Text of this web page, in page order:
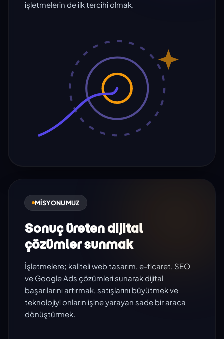
işletmelerin de ilk tercihi olmak.
MISYONUMUZ
Sonuç üreten dijital
çözümler sunmak
İşletmelere; kaliteli web tasarım, e-ticaret, SEO
ve Google Ads çözümleri sunarak dijital
başarılarını artırmak, satışlarını büyütmek ve
teknolojiyi onların işine yarayan sade bir araca
dönüştürmek.